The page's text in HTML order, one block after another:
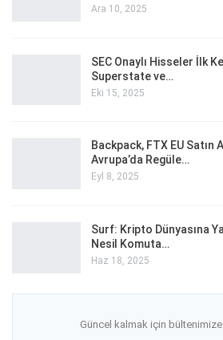
Ara 10, 2025
SEC Onaylı Hisseler İlk
Superstate ve…
Eki 15, 2025
Backpack, FTX EU Satın
Avrupa’da Regüle…
Eyl 8, 2025
Surf: Kripto Dünyasına
Nesil Komuta…
Haz 18, 2025
Güncel kalmak için bültenimize